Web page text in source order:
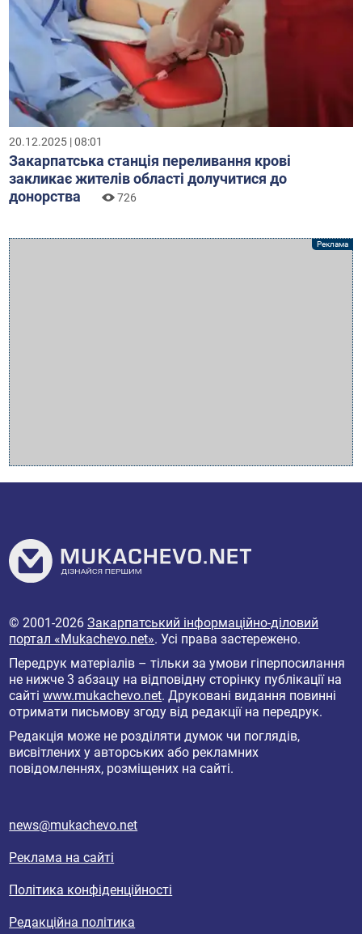
20.12.2025 | 08:01
Закарпатська станція переливання крові
закликає жителів області долучитися до
донорства
726
© 2001-2026Закарпатський інформаційно-діловий
портал «Mukachevo.net». Усі права застережено.
Передрук матеріалів – тільки за умови гіперпосилання
не нижче 3 абзацу на відповідну сторінку публікації на
сайтіwww.mukachevo.net. Друковані видання повинні
отримати письмову згоду від редакції на передрук.
Редакція може не розділяти думок чи поглядів,
висвітлених у авторських або рекламних
повідомленнях, розміщених на сайті.
news@mukachevo.net
Реклама на сайті
Політика конфіденційності
Редакційна політика